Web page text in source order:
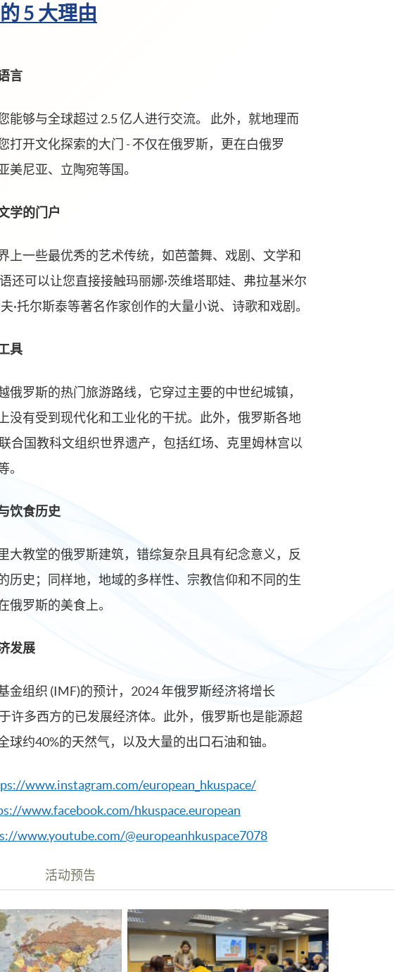
5 大理由
言
能够与全球超过 2.5 亿人进行交流。 此外，就地理而
打开文化探索的大门 - 不仅在俄罗斯，更在白俄罗
美尼亚、立陶宛等国。
学的门户
上一些最优秀的艺术传统，如芭蕾舞、戏剧、文学和
还可以让您直接接触玛丽娜·茨维塔耶娃、弗拉基米尔
·托尔斯泰等著名作家创作的大量小说、诗歌和戏剧。
具
俄罗斯的热门旅游路线，它穿过主要的中世纪城镇，
没有受到现代化和工业化的干扰。此外，俄罗斯各地
合国教科文组织世界遗产，包括红场、克里姆林宫以
。
饮食历史
大教堂的俄罗斯建筑，错综复杂且具有纪念意义，反
历史；同样地，地域的多样性、宗教信仰和不同的生
俄罗斯的美食上。
发展
金组织 (IMF)的预计，2024 年俄罗斯经济将增长
许多西方的已发展经济体。此外，俄罗斯也是能源超
球约40%的天然气，以及大量的出口石油和铀。
www.instagram.com/european_hkuspace/
www.facebook.com/hkuspace.european
www.youtube.com/@europeanhkuspace7078
活动预告